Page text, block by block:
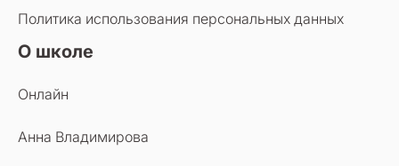
Политика использования персональных данных
О школе
Онлайн
Анна Владимирова